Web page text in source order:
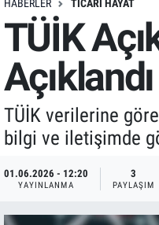
HABERLER TICARI HAYAT
TÜİK
Açıklandı
TÜİK verilerine
bilgi ve iletişimde
01.06.2026 - 12:20
YAYINLANMA
3
PAYLAŞIM